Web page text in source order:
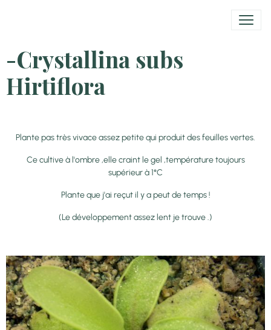
-Crystallina subs
Hirtiflora
Plante pas très vivace assez petite qui produit des feuilles vertes.
Ce cultive à l'ombre ,elle craint le gel ,température toujours
supérieur à 1°C
Plante que j'ai reçut il y a peut de temps !
(Le développement assez lent je trouve .)